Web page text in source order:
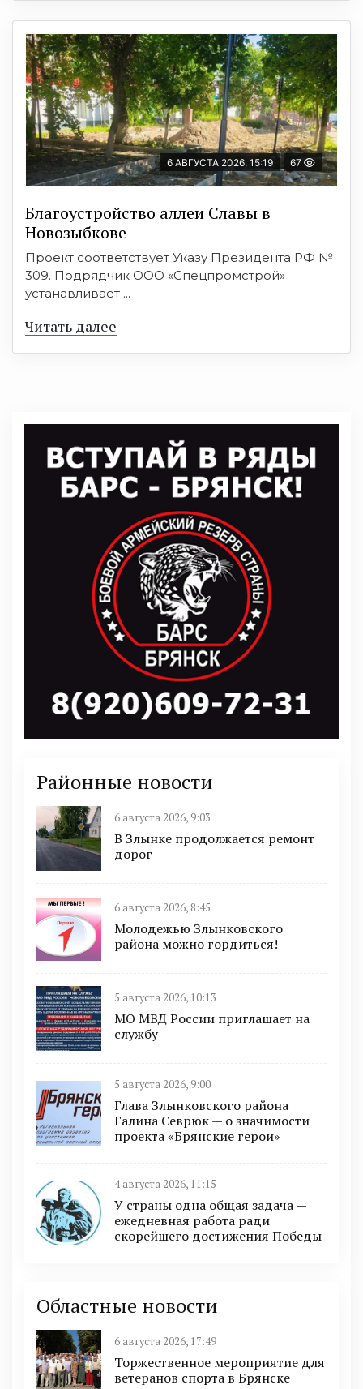
6 АВГУСТА 2026, 15:19 67
Благоустройство аллеи Славы в
Новозыбкове
Проект соответствует Указу Президента РФ №
309. Подрядчик ООО «Спецпромстрой»
устанавливает ...
Читать далее
Районные новости
6 августа 2026, 9:03
В Злынке продолжается ремонт
дорог
6 августа 2026, 8:45
Молодежью Злынковского
района можно гордиться!
5 августа 2026, 10:13
МО МВД России приглашает на
службу
5 августа 2026, 9:00
Глава Злынковского района
Галина Севрюк — о значимости
проекта «Брянские герои»
4 августа 2026, 11:15
У страны одна общая задача —
ежедневная работа ради
скорейшего достижения Победы
Областные новости
6 августа 2026, 17:49
Торжественное мероприятие для
ветеранов спорта в Брянске